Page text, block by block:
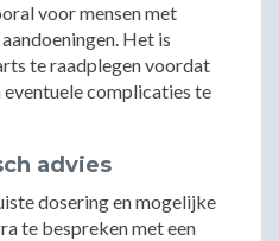
voor mensen met
Het is
te raadplegen voordat
complicaties te
advies
dosering en mogelijke
te bespreken met een